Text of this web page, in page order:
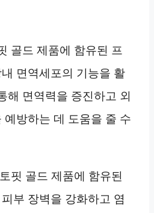
골드 제품에 함유된 프
면역세포의 기능을 활
해 면역력을 증진하고 외
예방하는 데 도움을 줄 수
핏 골드 제품에 함유된
부 장벽을 강화하고 염